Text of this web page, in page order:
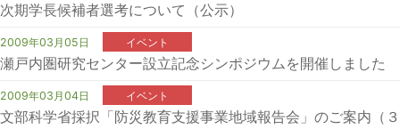
次期学長候補者選考について（公示）
2009年03月05日 イベント
瀬戸内圏研究センター設立記念シンポジウムを開催しました
2009年03月04日 イベント
文部科学省採択「防災教育支援事業地域報告会」のご案内（３